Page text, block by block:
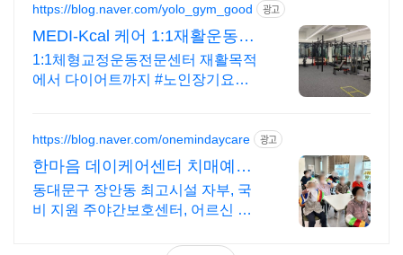
https://blog.naver.com/yolo_gym_good 광고
MEDI-Kcal 케어 1:1재활운동전
문센터
1:1체형교정운동전문센터 재활목적
에서 다이어트까지 #노인장기요양 #
교정
https://blog.naver.com/onemindaycare 광고
한마음 데이케어센터 치매예방/
인지훈련/물리치료
동대문구 장안동 최고시설 자부, 국
비 지원 주야간보호센터, 어르신 유